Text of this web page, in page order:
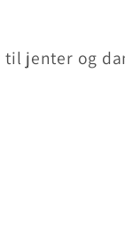
til jenter og